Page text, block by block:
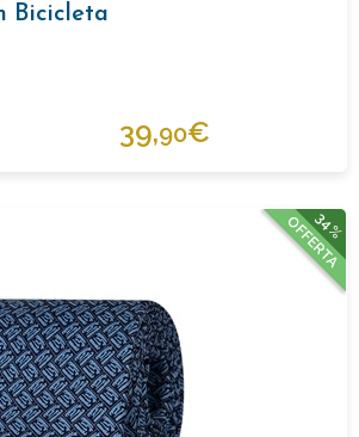
Bicicleta
39,90€
34%
OFFERTA